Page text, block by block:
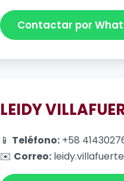
Contactar por
LEIDY
📱 Teléfono: +58
✉️ Correo: